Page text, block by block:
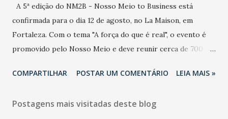
A 5ª edição do NM2B - Nosso Meio to Business está
confirmada para o dia 12 de agosto, no La Maison, em
Fortaleza. Com o tema "A força do que é real", o evento é
promovido pelo Nosso Meio e deve reunir cerca de 700
e lideranças do Mercado Nacional. Desde 2022, o NM2B
de negócios do Nordeste, reunindo profissionais de marcas
COMPARTILHAR POSTAR UM COMENTÁRIO LEIA MAIS »
Postagens mais visitadas deste blog